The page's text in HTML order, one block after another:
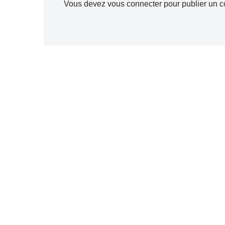
Vous devez vous connecter pour publier un